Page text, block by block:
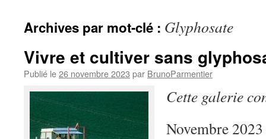
Archives par mot-clé : Glyphosate
Vivre et cultiver sans
Publié le26 novembre 2023 par BrunoParmentier
Cette galerie
Novembre